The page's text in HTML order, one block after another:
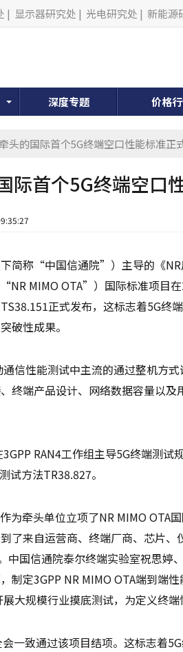
| 显示器研究处 | 光电研究处 | 新能源
深度专题 价格
头的国际首个5G终端空口性能标准正
际首个5G终端空口
简称“中国信通院”）主导的《
“NR MIMO OTA”）国际标准项目
正式发布，这标志着5G终
破性成果。
信性能测试中主流的通过整机方式
终端产品设计、网络数据容量以
RAN4工作组主导5G终端测
试方法TR38.827。
为牵头单位立项了NR MIMO OTA
了来自运营商、终端厂商、芯片
中国信通院泰尔终端实验室祝思婷
制定3GPP NR MIMO OTA端到端
大规模行业摸底测试，为定义终端
一致通过该项目结项。这标志着